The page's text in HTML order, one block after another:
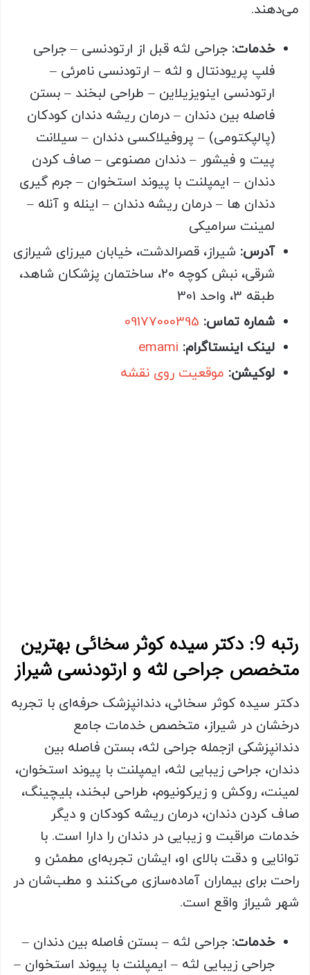
می‌دهند.
خدمات: جراحی لثه قبل از ارتودنسی – جراحی
فلپ پریودنتال و لثه – ارتودنسی نامرئی –
ارتودنسی اینویزیلاین – طراحی لبخند – بستن
فاصله بین دندان – درمان ریشه دندان کودکان
(پالپکتومی) – پروفیلاکسی دندان – سیلانت
پیت و فیشور – دندان مصنوعی – صاف کردن
دندان – ایمپلنت با پیوند استخوان – جرم گیری
دندان ها – درمان ریشه دندان – اینله و آنله –
لمینت سرامیکی
آدرس: شیراز، قصرالدشت، خیابان میرزای شیرازی
شرقی، نبش کوچه 20، ساختمان پزشکان شاهد،
طبقه 3، واحد 301
شماره تماس:
لینک اینستاگرام: emami
لوکیشن: موقعیت روی نقشه
رتبه 9: دکتر سیده کوثر سخائی بهترین
متخصص جراحی لثه و ارتودنسی شیراز
دکتر سیده کوثر سخائی، دندانپزشک حرفه‌ای با تجربه
درخشان در شیراز، متخصص خدمات جامع
دندانپزشکی ازجمله جراحی لثه، بستن فاصله بین
دندان، جراحی زیبایی لثه، ایمپلنت با پیوند استخوان،
لمینت، روکش و زیرکونیوم، طراحی لبخند، بلیچینگ،
صاف کردن دندان، درمان ریشه کودکان و دیگر
خدمات مراقبت و زیبایی در دندان را دارا است. با
توانایی و دقت بالای او، ایشان تجربه‌ای مطمئن و
راحت برای بیماران آماده‌سازی می‌کنند و مطب‌شان در
شهر شیراز واقع است.
خدمات: جراحی لثه – بستن فاصله بین دندان –
جراحی زیبایی لثه – ایمپلنت با پیوند استخوان –